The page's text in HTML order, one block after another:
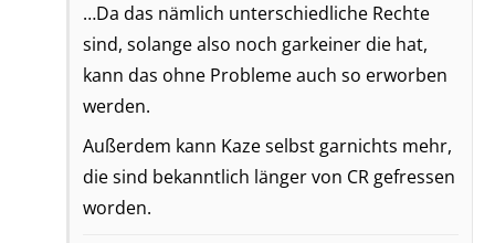
…Da das nämlich unterschiedliche Rechte
sind, solange also noch garkeiner die hat,
kann das ohne Probleme auch so erworben
werden.
Außerdem kann Kaze selbst garnichts mehr,
die sind bekanntlich länger von CR gefressen
worden.